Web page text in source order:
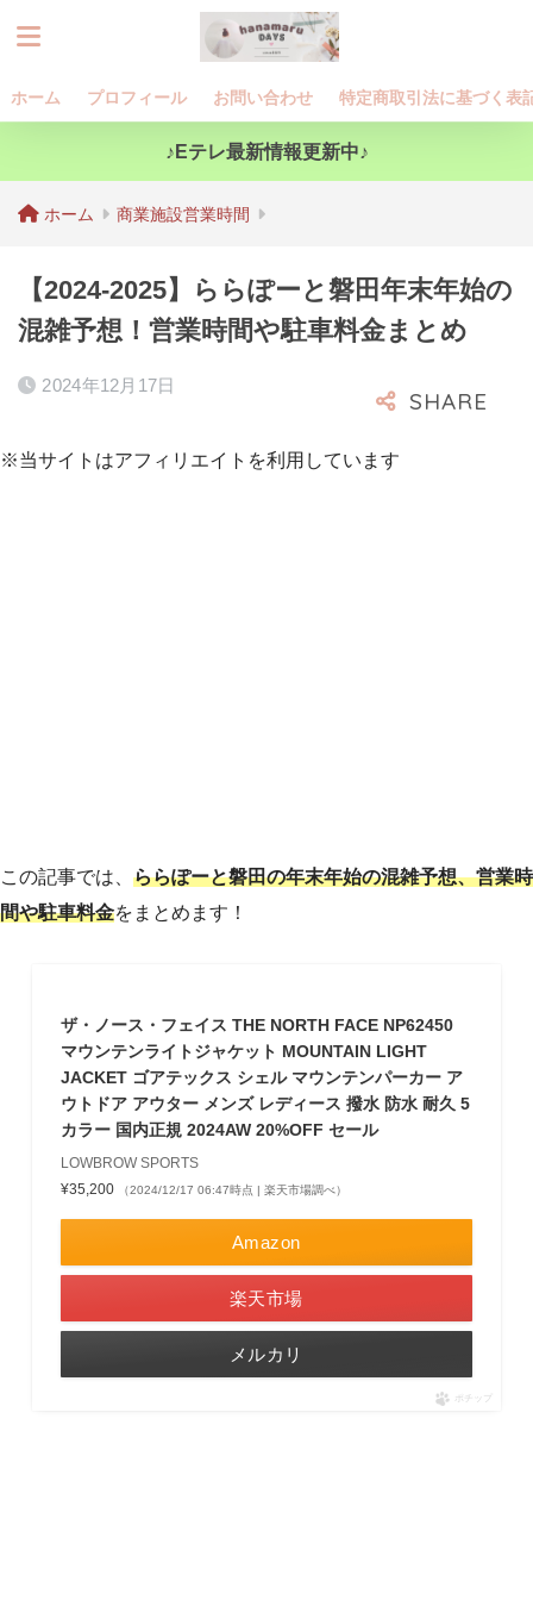
ホーム プロフィール お問い合わせ 特定商取引法に基づく表
♪Eテレ最新情報更新中♪
ホーム 商業施設営業時間
【2024-2025】ららぽーと磐田年末年始の
混雑予想！営業時間や駐車料金まとめ
2024年12月17日
※当サイトはアフィリエイトを利用しています
この記事では、 ららぽーと磐田の年末年始の混雑予想、営業時
間や駐車料金をまとめます！
ザ・ノース・フェイス THE NORTH FACE NP62450
マウンテンライトジャケット MOUNTAIN LIGHT
JACKET ゴアテックス シェル マウンテンパーカー ア
ウトドア アウター メンズ レディース 撥水 防水 耐久 5
カラー 国内正規 2024AW 20%OFF セール
LOWBROW SPORTS
¥35,200
（2024/12/17 06:47時点 | 楽天市場調べ）
Amazon
楽天市場
メルカリ
ポチップ